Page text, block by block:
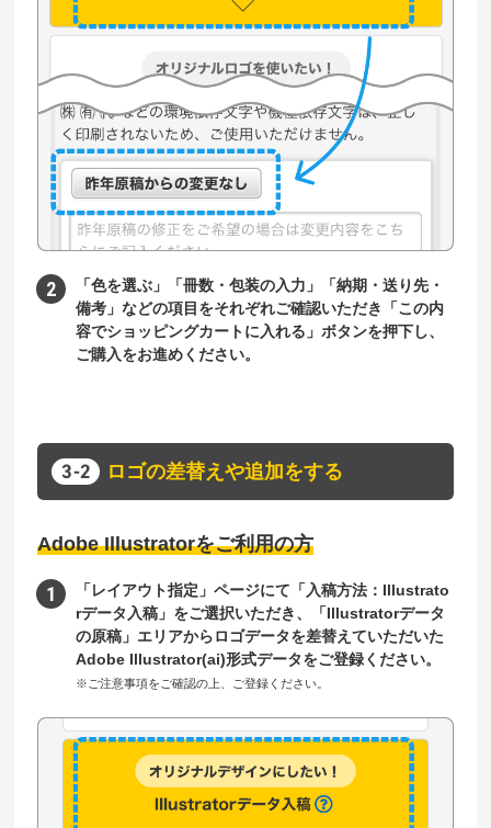
「色を選ぶ」「冊数・包装の入力」「納期・送り先・
備考」などの項目をそれぞれご確認いただき「この内
容でショッピングカートに入れる」ボタンを押下し、
ご購入をお進めください。
ロゴの差替えや追加をする
Adobe Illustratorをご利用の方
「レイアウト指定」ページにて「入稿方法：Illustrato
rデータ入稿」をご選択いただき、「Illustratorデータ
の原稿」エリアからロゴデータを差替えていただいた
Adobe Illustrator(ai)形式データをご登録ください。
※ご注意事項をご確認の上、ご登録ください。